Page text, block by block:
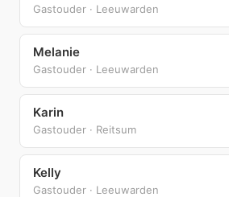
Gastouder · Leeuwarden
Melanie
Gastouder · Leeuwarden
Karin
Gastouder · Reitsum
Kelly
Gastouder · Leeuwarden